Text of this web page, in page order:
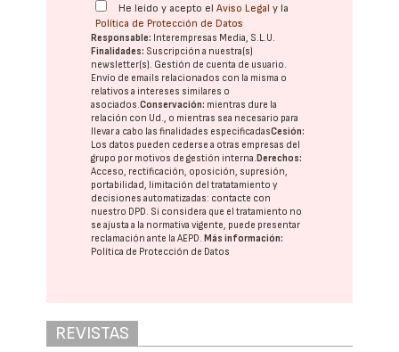
He leído y acepto elAviso Legal y la
Política de Protección de Datos
Responsable: Interempresas Media, S.L.U.
Finalidades: Suscripción a nuestra(s)
newsletter(s). Gestión de cuenta de usuario.
Envío de emails relacionados con la misma o
relativos a intereses similares o
asociados.Conservación: mientras dure la
relación con Ud., o mientras sea necesario para
llevar a cabo las finalidades especificadasCesión:
Los datos pueden cederse a otras empresas del
grupo por motivos de gestión interna.Derechos:
Acceso, rectificación, oposición, supresión,
portabilidad, limitación del tratatamiento y
decisiones automatizadas: contacte con
nuestro DPD. Si considera que el tratamiento no
se ajusta a la normativa vigente, puede presentar
reclamación ante laAEPD.Más información:
Política de Protección de Datos
REVISTAS